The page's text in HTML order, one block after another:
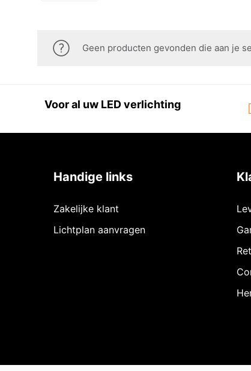
Geen producten gevonden die aan je
Voor al uw LED verlichting
Handige links
Zakelijke klant
Lichtplan aanvragen